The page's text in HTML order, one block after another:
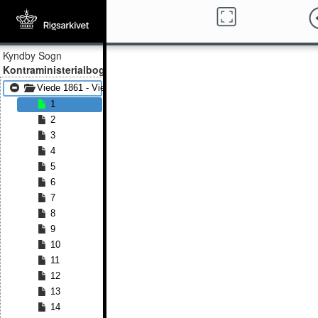
Kyndby Sogn
Kontraministerialbog
Viede 1861 - Viede 1889
1
2
3
4
5
6
7
8
9
10
11
12
13
14